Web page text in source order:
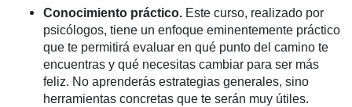
Conocimiento práctico. Este curso, realizado por
psicólogos, tiene un enfoque eminentemente práctico
que te permitirá evaluar en qué punto del camino te
encuentras y qué necesitas cambiar para ser más
feliz. No aprenderás estrategias generales, sino
herramientas concretas que te serán muy útiles.